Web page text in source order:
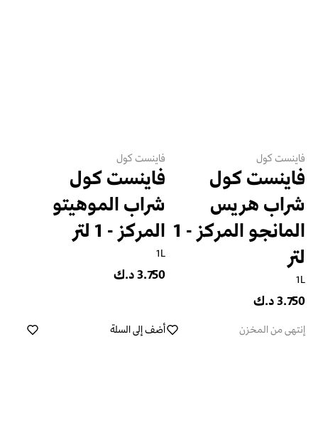
فاينست كول
فاينست كول
شراب هريس
المانجو المركز - 1
لتر
1L
3.750 د.ك
إنتهى من المخزن
فاينست كول
فاينست كول
شراب الموهيتو
المركز - 1 لتر
1L
3.750 د.ك
أضف إلى السلة